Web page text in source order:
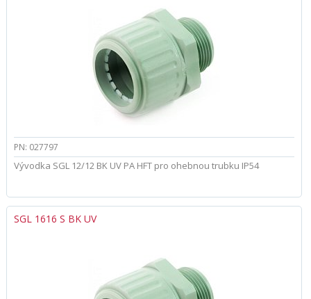
PN: 027797
Vývodka SGL 12/12 BK UV PA HFT pro ohebnou trubku IP54
SGL 1616 S BK UV